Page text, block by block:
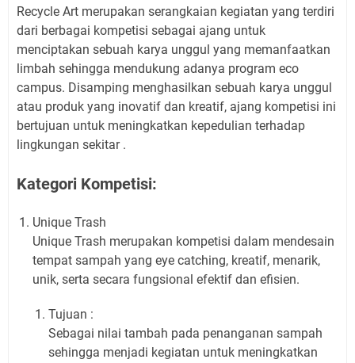
Recycle Art merupakan serangkaian kegiatan yang terdiri
dari berbagai kompetisi sebagai ajang untuk
menciptakan sebuah karya unggul yang memanfaatkan
limbah sehingga mendukung adanya program eco
campus. Disamping menghasilkan sebuah karya unggul
atau produk yang inovatif dan kreatif, ajang kompetisi ini
bertujuan untuk meningkatkan kepedulian terhadap
lingkungan sekitar .
Kategori Kompetisi:
Unique Trash
Unique Trash merupakan kompetisi dalam mendesain
tempat sampah yang eye catching, kreatif, menarik,
unik, serta secara fungsional efektif dan efisien.
Tujuan :
Sebagai nilai tambah pada penanganan sampah
sehingga menjadi kegiatan untuk meningkatkan